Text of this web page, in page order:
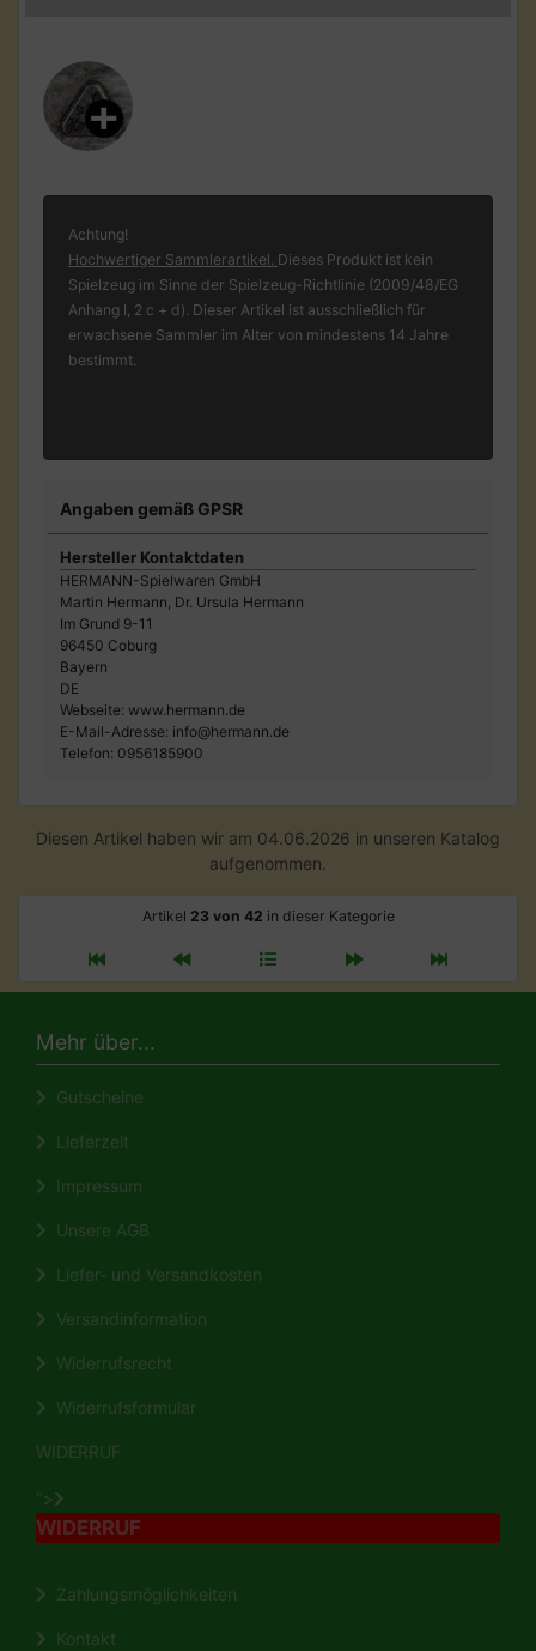
Achtung!
Hochwertiger Sammlerartikel. Dieses Produkt ist kein
Spielzeug im Sinne der Spielzeug-Richtlinie (2009/48/EG
Anhang I, 2 c + d). Dieser Artikel ist ausschließlich für
erwachsene Sammler im Alter von mindestens 14 Jahre
bestimmt.
Angaben gemäß GPSR
Hersteller Kontaktdaten
HERMANN-Spielwaren GmbH
Martin Hermann, Dr. Ursula Hermann
Im Grund 9-11
96450 Coburg
Bayern
DE
Webseite: www.hermann.de
E-Mail-Adresse: info@hermann.de
Telefon: 0956185900
Diesen Artikel haben wir am 04.06.2026 in unseren Katalog
aufgenommen.
Artikel 23 von 42 in dieser Kategorie
Mehr über...
Gutscheine
Lieferzeit
Impressum
Unsere AGB
Liefer- und Versandkosten
Versandinformation
Widerrufsrecht
Widerrufsformular
WIDERRUF
">
WIDERRUF
Zahlungsmöglichkeiten
Kontakt